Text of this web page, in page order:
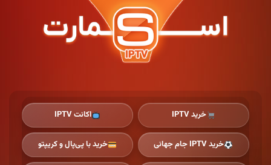
خرید IPTV اکانت IPTV
خرید IPTV جام جهانی خرید با پی‌پال و کریپتو